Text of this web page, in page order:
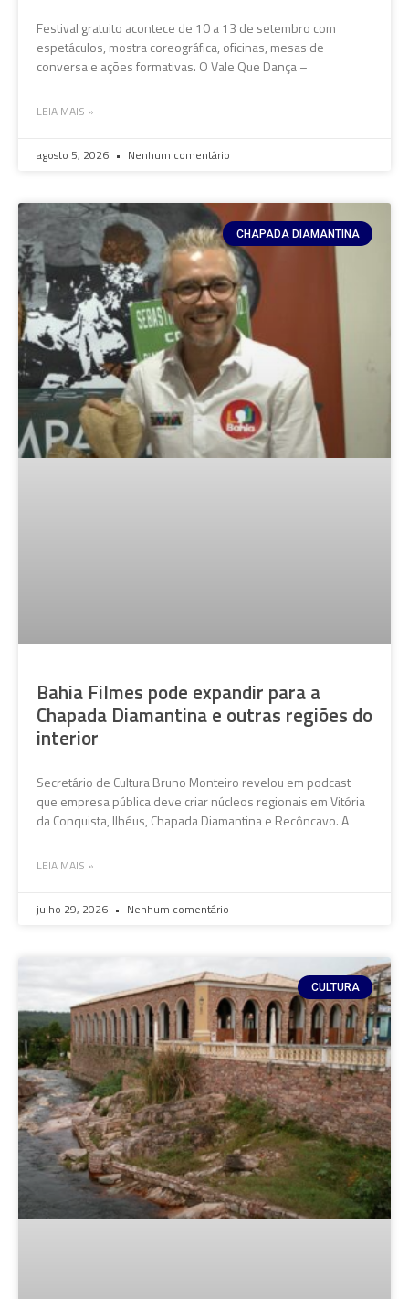
Festival gratuito acontece de 10 a 13 de setembro com
espetáculos, mostra coreográfica, oficinas, mesas de
conversa e ações formativas. O Vale Que Dança –
LEIA MAIS »
agosto 5, 2026 Nenhum comentário
CHAPADA DIAMANTINA
Bahia Filmes pode expandir para a
Chapada Diamantina e outras regiões do
interior
Secretário de Cultura Bruno Monteiro revelou em podcast
que empresa pública deve criar núcleos regionais em Vitória
da Conquista, Ilhéus, Chapada Diamantina e Recôncavo. A
LEIA MAIS »
julho 29, 2026 Nenhum comentário
CULTURA